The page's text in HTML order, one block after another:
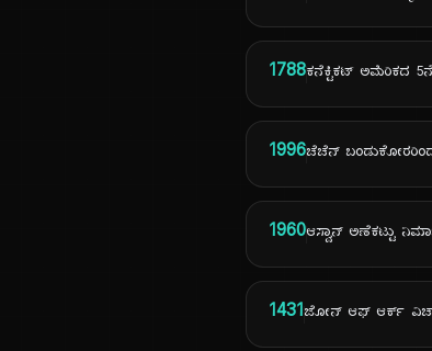
1788ಕನೆಕ್ಟಿಕಟ್ ಅಮೆರಿಕದ
1996ಚೆಚೆನ್ ಬಂಡುಕೋರರಿಂದ
1960ಆಸ್ವಾನ್ ಅಣೆಕಟ್ಟು
1431ಜೋನ್ ಆಫ್ ಆರ್ಕ್